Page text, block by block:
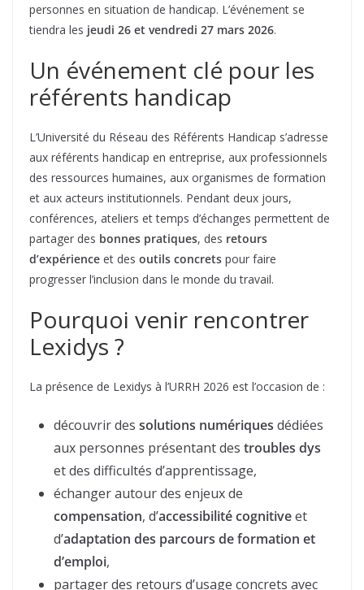
personnes en situation de handicap. L’événement se
tiendra les jeudi 26 et vendredi 27 mars 2026.
Un événement clé pour les
référents handicap
L’Université du Réseau des Référents Handicap s’adresse
aux référents handicap en entreprise, aux professionnels
des ressources humaines, aux organismes de formation
et aux acteurs institutionnels. Pendant deux jours,
conférences, ateliers et temps d’échanges permettent de
partager des bonnes pratiques, des retours
d’expérience et des outils concrets pour faire
progresser l’inclusion dans le monde du travail.
Pourquoi venir rencontrer
Lexidys ?
La présence de Lexidys à l’URRH 2026 est l’occasion de :
découvrir des solutions numériques dédiées
aux personnes présentant des troubles dys
et des difficultés d’apprentissage,
échanger autour des enjeux de
compensation, d’accessibilité cognitiveet
d’adaptation des parcours de formation et
d’emploi,
partager des retours d’usage concrets avec